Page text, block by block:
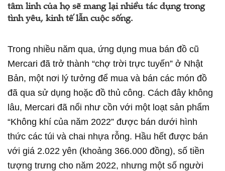
tâm linh của họ sẽ mang lại nhiều tác dụng trong
tình yêu, kinh tế lẫn cuộc sống.
Trong nhiều năm qua, ứng dụng mua bán đồ cũ
Mercari đã trở thành “chợ trời trực tuyến” ở Nhật
Bản, một nơi lý tưởng để mua và bán các món đồ
đã qua sử dụng hoặc đồ thủ công. Cách đây không
lâu, Mercari đã nổi như cồn với một loạt sản phẩm
“Không khí của năm 2022” được bán dưới hình
thức các túi và chai nhựa rỗng. Hầu hết được bán
với giá 2.022 yên (khoảng 366.000 đồng), số tiền
tượng trưng cho năm 2022, nhưng một số người